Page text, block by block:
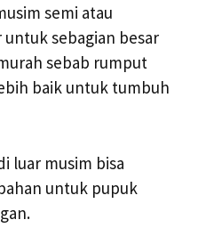
semi atau
sebagian besar
sebab rumput
baik untuk tumbuh
luar musim bisa
untuk pupuk